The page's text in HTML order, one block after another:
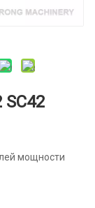
SC42
мощности